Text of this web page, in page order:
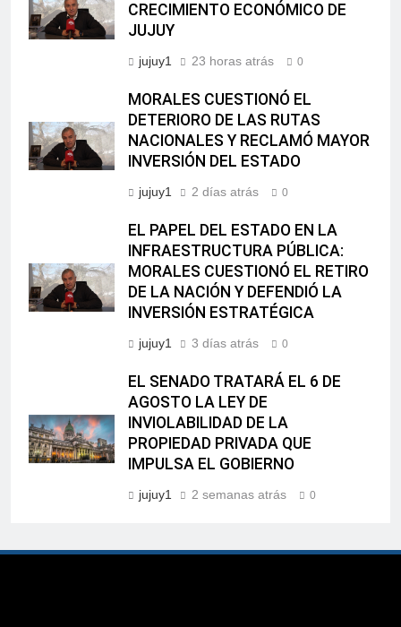
CRECIMIENTO ECONÓMICO DE
JUJUY
jujuy1 23 horas atrás 0
MORALES CUESTIONÓ EL
DETERIORO DE LAS RUTAS
NACIONALES Y RECLAMÓ MAYOR
INVERSIÓN DEL ESTADO
jujuy1 2 días atrás 0
EL PAPEL DEL ESTADO EN LA
INFRAESTRUCTURA PÚBLICA:
MORALES CUESTIONÓ EL RETIRO
DE LA NACIÓN Y DEFENDIÓ LA
INVERSIÓN ESTRATÉGICA
jujuy1 3 días atrás 0
EL SENADO TRATARÁ EL 6 DE
AGOSTO LA LEY DE
INVIOLABILIDAD DE LA
PROPIEDAD PRIVADA QUE
IMPULSA EL GOBIERNO
jujuy1 2 semanas atrás 0